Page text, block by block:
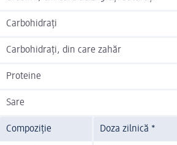
Carbohidrați
Carbohidrați, din care zahăr
Proteine
Sare
Compoziție Doza zilnică *